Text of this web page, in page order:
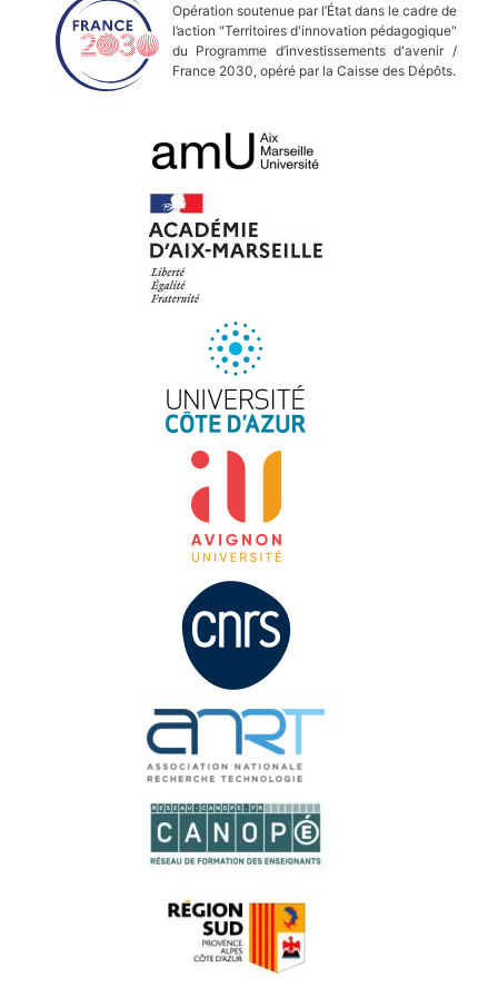
Opération soutenue par l’État dans le cadre de
l’action "Territoires d'innovation pédagogique"
du Programme d’investissements d'avenir /
France 2030, opéré par la Caisse des Dépôts.